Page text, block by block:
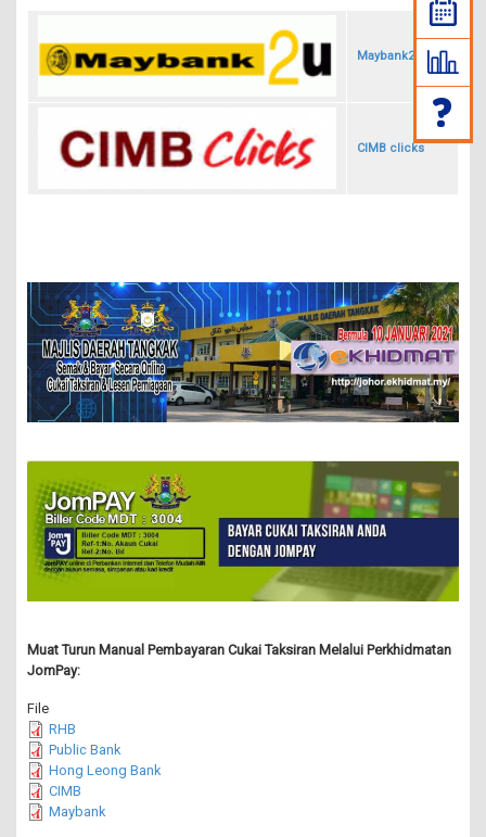
Maybank2u
CIMB clicks
Muat Turun Manual Pembayaran Cukai Taksiran Melalui Perkhidmatan
JomPay:
File
RHB
Public Bank
Hong Leong Bank
CIMB
Maybank